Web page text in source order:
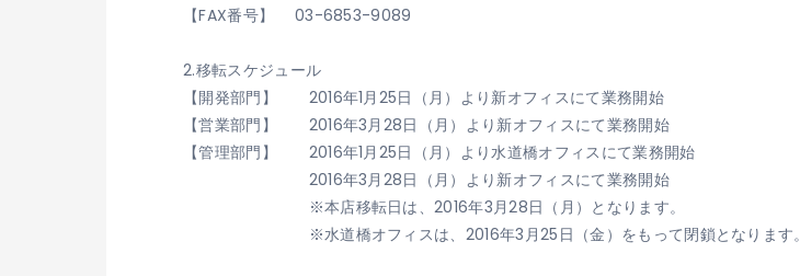
【FAX番号】 03-6853-9089
2.移転スケジュール
【開発部門】 2016年1月25日（月）より新オフィスにて業務開始
【営業部門】 2016年3月28日（月）より新オフィスにて業務開始
【管理部門】 2016年1月25日（月）より水道橋オフィスにて業務開始
2016年3月28日（月）より新オフィスにて業務開始
※本店移転日は、2016年3月28日（月）となります。
※水道橋オフィスは、2016年3月25日（金）をもって閉鎖となります。